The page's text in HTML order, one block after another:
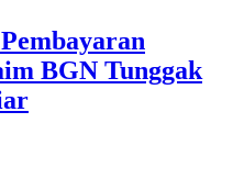
BGN Tunggak